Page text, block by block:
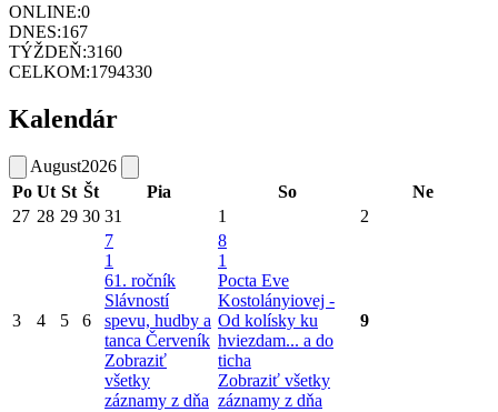
ONLINE:0
DNES:167
TÝŽDEŇ:3160
CELKOM:1794330
Kalendár
August2026
Po Ut St Št Pia So
Ne
27 28 29 30 31 1 2
3 4 5 6
7
1
61. ročník
Slávností
spevu, hudby a
tanca Červeník
Zobraziť
všetky
záznamy z dňa
8
1
Pocta Eve
Kostolányiovej -
Od kolísky ku
hviezdam... a do
ticha
Zobraziť všetky
záznamy z dňa
9